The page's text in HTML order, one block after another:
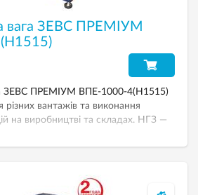
вага ЗЕВС ПРЕМІУМ
ЗЕВС ПРЕМІУМ ВПЕ-1000-4(H1515)
вантажів та виконання
на виробництві та складах. НГЗ —